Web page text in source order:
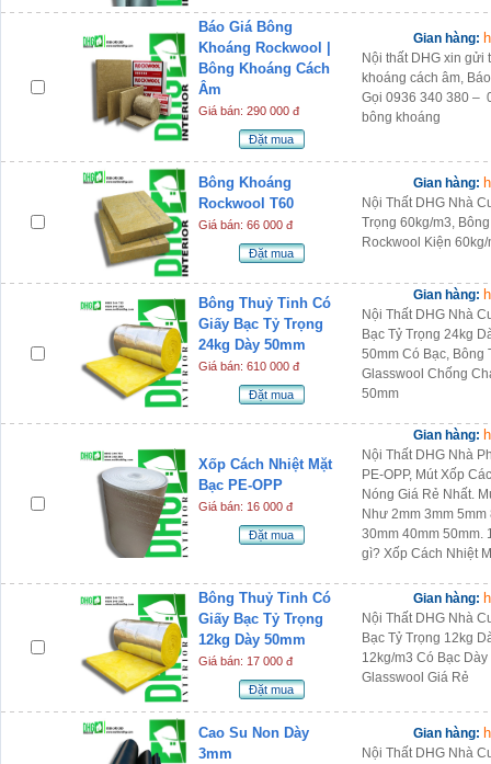
Báo Giá Bông
Khoáng Rockwool |
Bông Khoáng Cách
Âm
Giá bán: 290 000 đ
Đặt mua
Gian hàng:
Nội thất DHG xin
khoáng cách âm,
Gọi 0936 340 380 –
bông khoáng
Bông Khoáng
Rockwool T60
Giá bán: 66 000 đ
Đặt mua
Gian hàng:
Nội Thất DHG Nhà
Trọng 60kg/m3,
Rockwool Kiện
Bông Thuỷ Tinh Có
Giấy Bạc Tỷ Trọng
24kg Dày 50mm
Giá bán: 610 000 đ
Đặt mua
Gian hàng:
Nội Thất DHG Nhà
Bạc Tỷ Trọng 24kg
50mm Có Bạc, Bông
Glasswool Chống
50mm
Xốp Cách Nhiệt Mặt
Bạc PE-OPP
Giá bán: 16 000 đ
Đặt mua
Gian hàng:
Nội Thất DHG Nhà
PE-OPP, Mút Xốp
Nóng Giá Rẻ Nhất.
Như 2mm 3mm
30mm 40mm 50mm.
gì? Xốp Cách Nhiệt
Bông Thuỷ Tinh Có
Giấy Bạc Tỷ Trọng
12kg Dày 50mm
Giá bán: 17 000 đ
Đặt mua
Gian hàng:
Nội Thất DHG Nhà
Bạc Tỷ Trọng 12kg
12kg/m3 Có Bạc
Glasswool Giá Rẻ
Cao Su Non Dày
3mm
Gian hàng:
Nội Thất DHG Nhà